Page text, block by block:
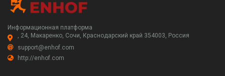
Информационная платформа
, 24, Макаренко, Сочи, Краснодарский край 354003, Россия
support@enhof.com
http://enhof.com